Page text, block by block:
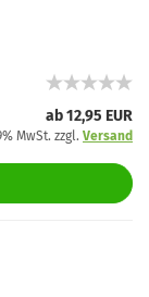
ab 12,95 EUR
MwSt. zzgl. Versand